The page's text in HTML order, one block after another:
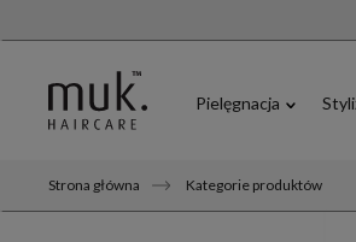
Pielęgnacja
Strona główna Kategorie produktów